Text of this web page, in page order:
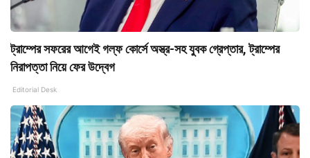
ট্রাম্পের সফরের আগেই গল্‌ফ কোর্সে অস্ত্র-সহ যুবক গ্রেপ্তার, ট্রাম্পের
নিরাপত্তা নিয়ে ফের উদ্বেগ
Editorial Desk